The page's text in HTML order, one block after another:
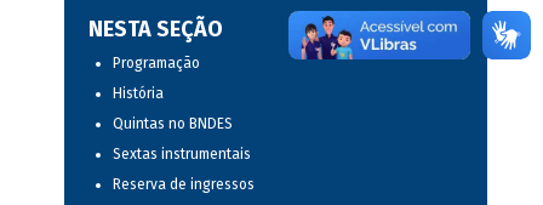
NESTA SEÇÃO
Programação
História
Quintas no BNDES
Sextas instrumentais
Reserva de ingressos